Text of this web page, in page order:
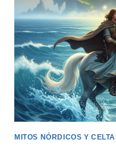
MITOS NÓRDICOS Y